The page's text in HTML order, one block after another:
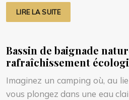
LIRE LA SUITE
Bassin de baignade
rafraîchissement
Imaginez un camping où, au
vous plongez dans une eau